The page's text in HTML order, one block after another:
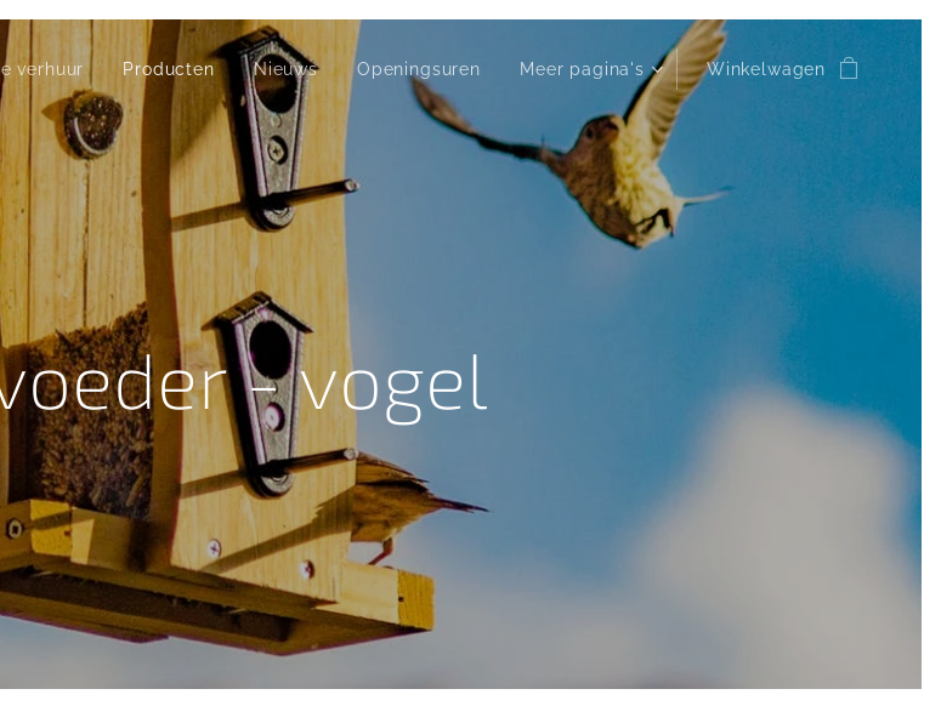
verhuur Producten Nieuws Openingsuren Meer pagina's Winkelwagen
- vogel